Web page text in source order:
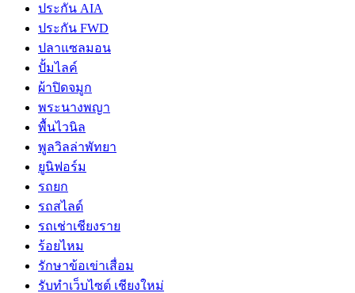
ประกัน AIA
ประกัน FWD
ปลาแซลมอน
ปั้มไลค์
ผ้าปิดจมูก
พระนางพญา
พื้นไวนิล
พูลวิลล่าพัทยา
ยูนิฟอร์ม
รถยก
รถสไลด์
รถเช่าเชียงราย
ร้อยไหม
รักษาข้อเข่าเสื่อม
รับทำเว็บไซต์ เชียงใหม่